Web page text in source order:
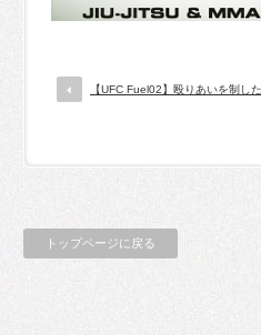
【UFC Fuel02】殴りあいを制し
トップページに戻る